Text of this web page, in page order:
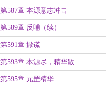
第587章 本源意志冲击
第589章 反哺（续）
第591章 撒谎
第593章 本源尽，精华散
第595章 元罡精华